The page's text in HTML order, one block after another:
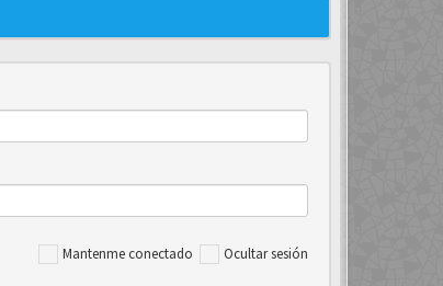
Mantenme conectado Ocultar sesión